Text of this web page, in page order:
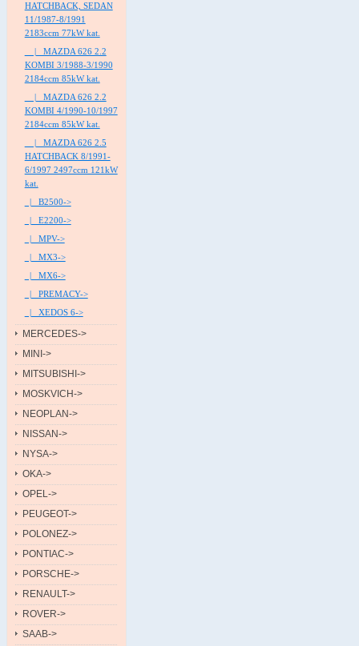
HATCHBACK, SEDAN
11/1987-8/1991
2183ccm 77kW kat.
|_ MAZDA 626 2.2
KOMBI 3/1988-3/1990
2184ccm 85kW kat.
|_ MAZDA 626 2.2
KOMBI 4/1990-10/1997
2184ccm 85kW kat.
|_ MAZDA 626 2.5
HATCHBACK 8/1991-
6/1997 2497ccm 121kW
kat.
|_ B2500->
|_ E2200->
|_ MPV->
|_ MX3->
|_ MX6->
|_ PREMACY->
|_ XEDOS 6->
MERCEDES->
MINI->
MITSUBISHI->
MOSKVICH->
NEOPLAN->
NISSAN->
NYSA->
OKA->
OPEL->
PEUGEOT->
POLONEZ->
PONTIAC->
PORSCHE->
RENAULT->
ROVER->
SAAB->